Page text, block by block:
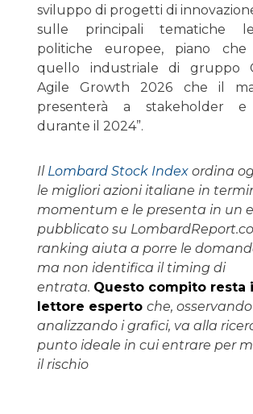
sviluppo di progetti di
sulle principali tematiche
politiche europee, piano
quello industriale di gruppo
Agile Growth 2026 che il
presenterà a stakeholder e
durante il 2024”.
Il Lombard Stock Index ordina
le migliori azioni italiane in
momentum e le presenta in un
pubblicato su
ranking aiuta a porre le
ma non identifica il timing di
entrata. Questo compito resta
lettore esperto che,
analizzando i grafici, va alla
punto ideale in cui entrare per
il rischio